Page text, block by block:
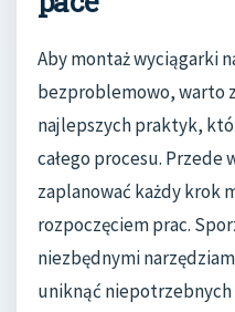
Aby montaż wyciągarki
bezproblemowo, warto
najlepszych praktyk,
całego procesu. Przede
zaplanować każdy krok
rozpoczęciem prac.
niezbędnymi
uniknąć niepotrzebnych